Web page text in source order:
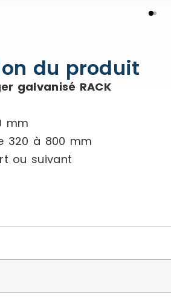
du produit
galvanisé RACK
mm
320 à 800 mm
ou suivant